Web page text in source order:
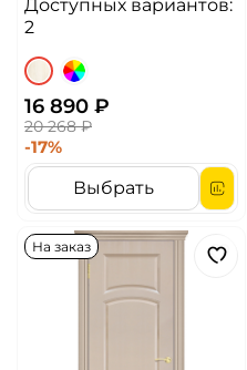
Доступных вариантов:
2
16 890 ₽
20 268 ₽
-17%
Выбрать
На заказ